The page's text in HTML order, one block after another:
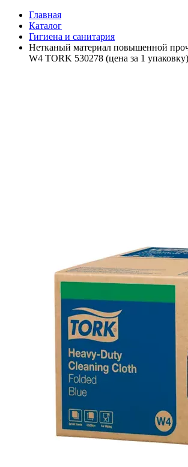
Главная
Каталог
Гигиена и санитария
Нетканый материал повышенной
W4 TORK 530278 (цена за 1 упаковку)